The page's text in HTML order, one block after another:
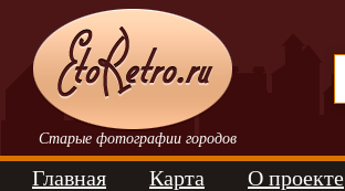
Старые фотографии городов
Главная Карта О проекте